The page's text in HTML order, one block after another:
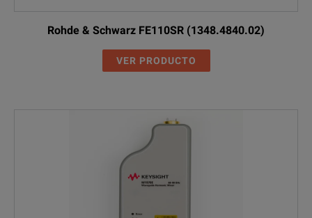
Rohde & Schwarz FE110SR (1348.4840.02)
VER PRODUCTO